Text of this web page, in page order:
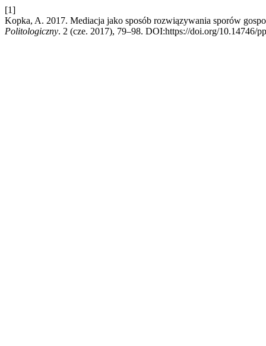
[1]
Kopka, A. 2017. Mediacja jako sposób rozwiązywania sporów
Politologiczny. 2 (cze. 2017), 79–98. DOI:https://doi.org/10.14746/